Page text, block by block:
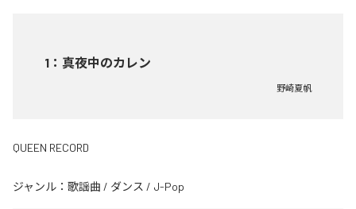
1 ： 真夜中のカレン
野崎夏帆
QUEEN RECORD
ジャンル： 歌謡曲 / ダンス / J-Pop